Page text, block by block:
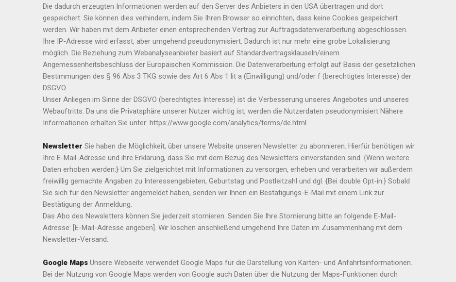
Die dadurch erzeugten Informationen werden auf den Server des Anbieters in den USA übertragen und dort
gespeichert. Sie können dies verhindern, indem Sie Ihren Browser so einrichten, dass keine Cookies gespeichert
werden. Wir haben mit dem Anbieter einen entsprechenden Vertrag zur Auftragsdatenverarbeitung abgeschlossen.
Ihre IP-Adresse wird erfasst, aber umgehend pseudonymisiert. Dadurch ist nur mehr eine grobe Lokalisierung
möglich. Die Beziehung zum Webanalyseanbieter basiert auf Standardvertragsklauseln/einem
Angemessenheitsbeschluss der Europäischen Kommission. Die Datenverarbeitung erfolgt auf Basis der gesetzlichen
Bestimmungen des § 96 Abs 3 TKG sowie des Art 6 Abs 1 lit a (Einwilligung) und/oder f (berechtigtes Interesse) der
DSGVO.
Unser Anliegen im Sinne der DSGVO (berechtigtes Interesse) ist die Verbesserung unseres Angebotes und unseres
Webauftritts. Da uns die Privatsphäre unserer Nutzer wichtig ist, werden die Nutzerdaten pseudonymisiert Nähere
Informationen erhalten Sie unter: https://www.google.com/analytics/terms/de.html
Newsletter Sie haben die Möglichkeit, über unsere Website unseren Newsletter zu abonnieren. Hierfür benötigen wir
Ihre E-Mail-Adresse und ihre Erklärung, dass Sie mit dem Bezug des Newsletters einverstanden sind. {Wenn weitere
Daten erhoben werden:} Um Sie zielgerichtet mit Informationen zu versorgen, erheben und verarbeiten wir außerdem
freiwillig gemachte Angaben zu Interessengebieten, Geburtstag und Postleitzahl und dgl. {Bei double Opt-in:} Sobald
Sie sich für den Newsletter angemeldet haben, senden wir Ihnen ein Bestätigungs-E-Mail mit einem Link zur
Bestätigung der Anmeldung.
Das Abo des Newsletters können Sie jederzeit stornieren. Senden Sie Ihre Stornierung bitte an folgende E-Mail-
Adresse: [E-Mail-Adresse angeben]. Wir löschen anschließend umgehend Ihre Daten im Zusammenhang mit dem
Newsletter-Versand.
Google MapsUnsere Webseite verwendet Google Maps für die Darstellung von Karten- und Anfahrtsinformationen.
Bei der Nutzung von Google Maps werden von Google auch Daten über die Nutzung der Maps-Funktionen durch